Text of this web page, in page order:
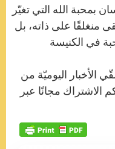
بمحبة الله التي تغيّر
منغلقًا على ذاته، بل
في الكنيسة
الأخبار اليوميّة من
الاشتراك مجانًا عبر